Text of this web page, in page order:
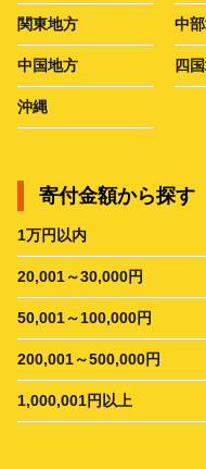
関東地方 中
中国地方 四
沖縄
寄付金額から探す
1万円以内
20,001～30,000円
50,001～100,000円
200,001～500,000円
1,000,001円以上